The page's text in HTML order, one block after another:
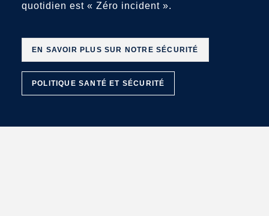
quotidien est « Zéro incident ».
EN SAVOIR PLUS SUR NOTRE SÉCURITÉ
POLITIQUE SANTÉ ET SÉCURITÉ